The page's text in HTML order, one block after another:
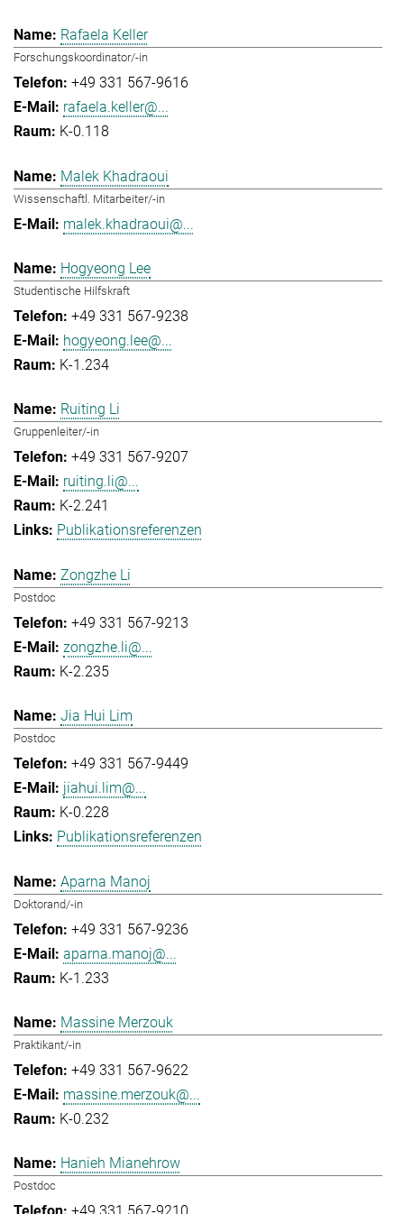
Rafaela Keller
Forschungskoordinator/-in
+49 331 567-9616
rafaela.keller@...
K-0.118
Malek Khadraoui
Wissenschaftl. Mitarbeiter/-in
malek.khadraoui@...
Hogyeong Lee
Studentische Hilfskraft
+49 331 567-9238
hogyeong.lee@...
K-1.234
Ruiting Li
Gruppenleiter/-in
+49 331 567-9207
ruiting.li@...
K-2.241
Publikationsreferenzen
Zongzhe Li
Postdoc
+49 331 567-9213
zongzhe.li@...
K-2.235
Jia Hui Lim
Postdoc
+49 331 567-9449
jiahui.lim@...
K-0.228
Publikationsreferenzen
Aparna Manoj
Doktorand/-in
+49 331 567-9236
aparna.manoj@...
K-1.233
Massine Merzouk
Praktikant/-in
+49 331 567-9622
massine.merzouk@...
K-0.232
Hanieh Mianehrow
Postdoc